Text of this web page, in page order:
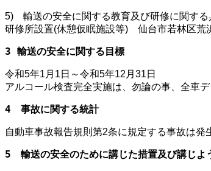
5) 輸送の安全に関する教育及び研修に関する
研修所設置(休憩仮眠施設等) 仙台市若林区荒
3 輸送の安全に関する目標
令和5年1月1日～令和5年12月31日
アルコール検査完全実施は、勿論の事、全車
4　事故に関する統計
自動車事故報告規則第2条に規定する事故は発
5　輸送の安全のために講じた措置及び講じよ